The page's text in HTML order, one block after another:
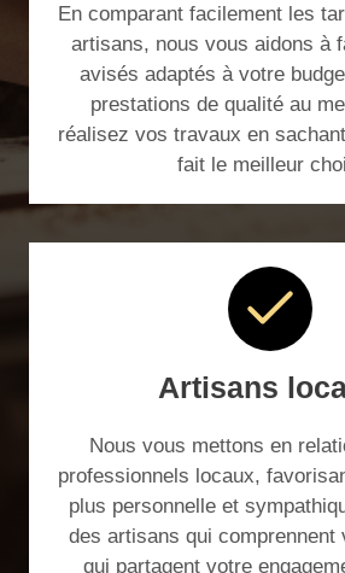
En comparant facilement les
artisans, nous vous aidons à
avisés adaptés à votre
prestations de qualité au
réalisez vos travaux en
fait le meilleur
Artisans
Nous vous mettons en
professionnels locaux,
plus personnelle et
des artisans qui comprennent
qui partagent votre